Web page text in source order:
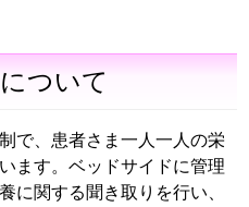
ついて
で、患者さま一人一人の栄
ます。ベッドサイドに管理
に関する聞き取りを行い、